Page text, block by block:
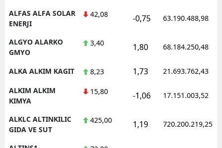
ALFAS ALFA SOLAR
ENERJI
42,08 -0,75 63.190.488,98
ALGYO ALARKO
GMYO
3,40 1,80 68.184.250,48
ALKA ALKIM KAGIT 8,23 1,73 21.693.762,43
ALKIM ALKIM
KIMYA
15,80 -1,06 17.151.003,52
ALKLC ALTINKILIC
GIDA VE SUT
425,00 1,19 720.200.219,25